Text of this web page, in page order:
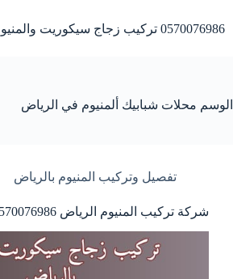
إلى
المحتوى
0570076986 تركيب زجاج سيكوريت والمنيوم بالرياض
الوسم محلات شبابيك ألمنيوم في الرياض
تفصيل وتركيب المنيوم بالرياض
شركة تركيب المنيوم الرياض 0570076986